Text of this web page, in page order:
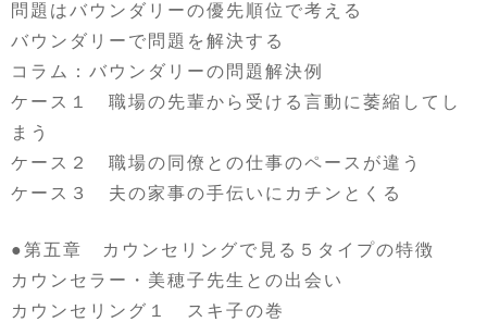
問題はバウンダリーの優先順位で考える
バウンダリーで問題を解決する
コラム：バウンダリーの問題解決例
ケース１ 職場の先輩から受ける言動に萎縮してし
まう
ケース２ 職場の同僚との仕事のペースが違う
ケース３ 夫の家事の手伝いにカチンとくる
●第五章 カウンセリングで見る５タイプの特徴
カウンセラー・美穂子先生との出会い
カウンセリング１ スキ子の巻